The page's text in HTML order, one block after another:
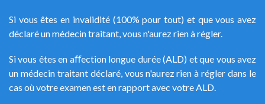
Si vous êtes en invalidité (100% pour tout) et que vous avez
déclaré un médecin traitant, vous n'aurez rien à régler.
Si vous êtes en aﬀection longue durée (ALD) et que vous avez
un médecin traitant déclaré, vous n'aurez rien à régler dans le
cas où votre examen est en rapport avec votre ALD.